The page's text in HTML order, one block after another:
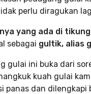
perlu diragukan
yang ada di
sebagai gultik, alias
gulai ini buka dari
kuah gulai
panas dan dilengkapi